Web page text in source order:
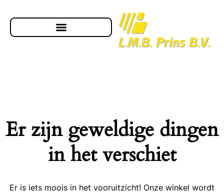
Er zijn geweldige dingen
in het verschiet
Er is iets moois in het vooruitzicht! Onze winkel wordt